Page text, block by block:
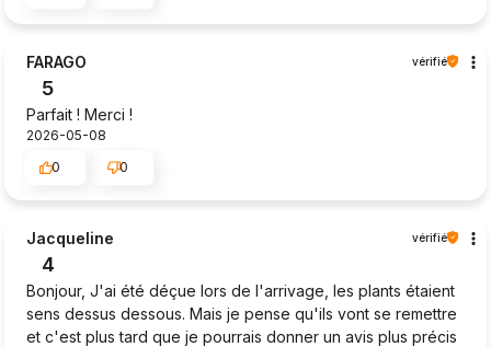
FARAGO vérifié
5
Parfait ! Merci !
2026-05-08
0
0
Jacqueline vérifié
4
Bonjour, J'ai été déçue lors de l'arrivage, les plants étaient
sens dessus dessous. Mais je pense qu'ils vont se remettre
et c'est plus tard que je pourrais donner un avis plus précis